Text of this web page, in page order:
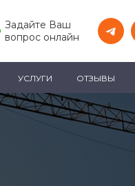
Задайте Ваш
вопрос онлайн
УСЛУГИ ОТЗЫВЫ